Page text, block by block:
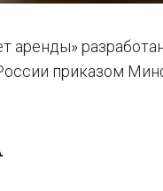
аренды»
приказом